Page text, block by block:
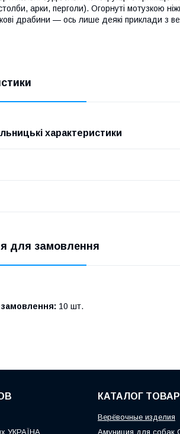
арки, перголи). Огорнуті мотузкою
драбини — ось лише деякі приклади з
характеристики
для замовлення
замовлення: 10 шт.
УКРАЇНА
КАТАЛОГ
Верёвочные изделия
Амуниция для собак